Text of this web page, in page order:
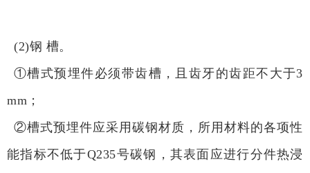
(2)钢 槽。
①槽式预埋件必须带齿槽，且齿牙的齿距不大于3
mm；
②槽式预埋件应采用碳钢材质，所用材料的各项性
能指标不低于Q235号碳钢，其表面应进行分件热浸